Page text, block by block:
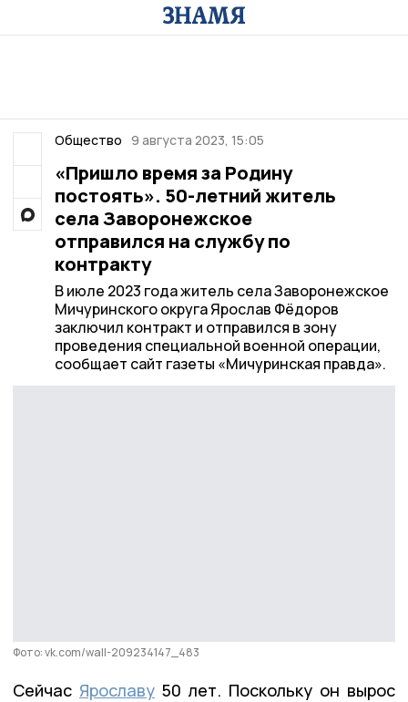
Общество 9 августа 2023, 15:05
«Пришло время за Родину
постоять». 50-летний житель
села Заворонежское
отправился на службу по
контракту
В июле 2023 года житель села Заворонежское
Мичуринского округа Ярослав Фёдоров
заключил контракт и отправился в зону
проведения специальной военной операции,
сообщает сайт газеты «Мичуринская правда».
Фото: vk.com/wall-209234147_483
Сейчас Ярославу 50 лет. Поскольку он вырос